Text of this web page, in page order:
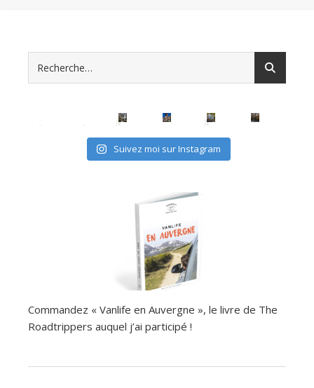
avec les (mini) kids, c'est possible
Suivez moi sur Instagram
Commandez « Vanlife en Auvergne », le livre de The
Roadtrippers auquel j’ai participé !